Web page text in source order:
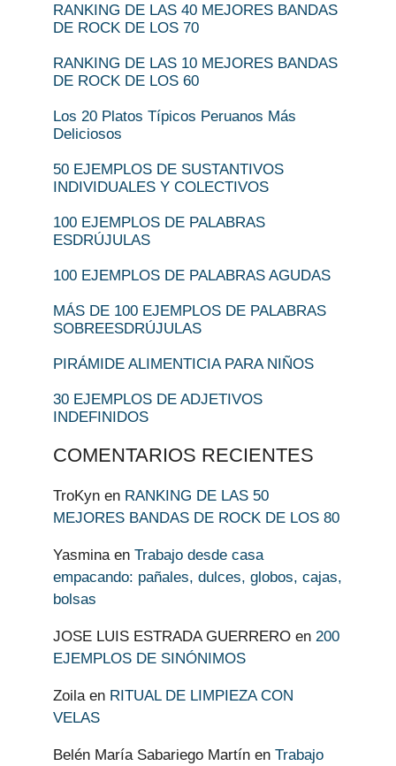
RANKING DE LAS 40 MEJORES BANDAS
DE ROCK DE LOS 70
RANKING DE LAS 10 MEJORES BANDAS
DE ROCK DE LOS 60
Los 20 Platos Típicos Peruanos Más
Deliciosos
50 EJEMPLOS DE SUSTANTIVOS
INDIVIDUALES Y COLECTIVOS
100 EJEMPLOS DE PALABRAS
ESDRÚJULAS
100 EJEMPLOS DE PALABRAS AGUDAS
MÁS DE 100 EJEMPLOS DE PALABRAS
SOBREESDRÚJULAS
PIRÁMIDE ALIMENTICIA PARA NIÑOS
30 EJEMPLOS DE ADJETIVOS
INDEFINIDOS
COMENTARIOS RECIENTES
TroKyn en RANKING DE LAS 50
MEJORES BANDAS DE ROCK DE LOS 80
Yasminaen Trabajo desde casa
empacando: pañales, dulces, globos, cajas,
bolsas
JOSE LUIS ESTRADA GUERRERO en 200
EJEMPLOS DE SINÓNIMOS
Zoilaen RITUAL DE LIMPIEZA CON
VELAS
Belén María Sabariego Martín en Trabajo